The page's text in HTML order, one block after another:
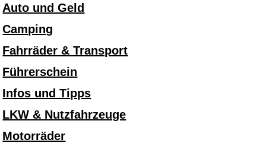
Auto und Geld
Camping
Fahrräder & Transport
Führerschein
Infos und Tipps
LKW & Nutzfahrzeuge
Motorräder